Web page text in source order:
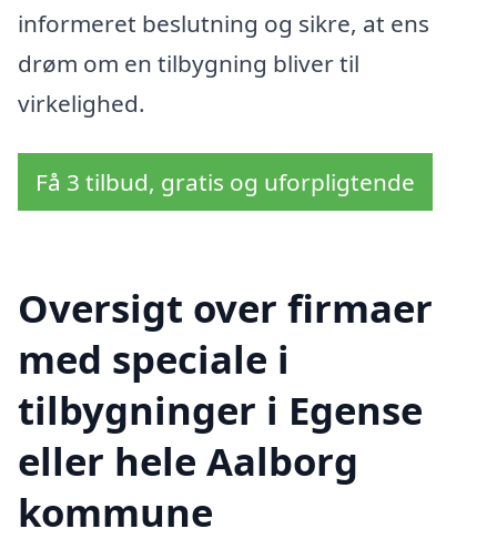
informeret beslutning og sikre, at ens
drøm om en tilbygning bliver til
virkelighed.
Få 3 tilbud, gratis og uforpligtende
Oversigt over firmaer
med speciale i
tilbygninger i Egense
eller hele Aalborg
kommune